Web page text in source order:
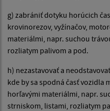
g) zabrániť dotyku horúcich
krovinorezov, vyžínačov,
materiálmi, napr. suchou
rozliatym palivom a pod.
h) nezastavovať a
kde by sa spodná časť vozidla
horľavými materiálmi, napr.
strniskom, listami, rozliatym